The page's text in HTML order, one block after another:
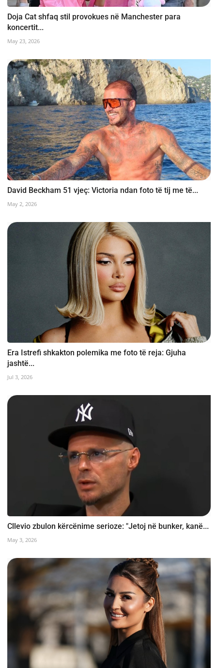
Doja Cat shfaq stil provokues në Manchester para
koncertit...
May 23, 2026
David Beckham 51 vjeç: Victoria ndan foto të tij me të...
May 2, 2026
Era Istrefi shkakton polemika me foto të reja: Gjuha
jashtë...
Jul 3, 2026
Cllevio zbulon kërcënime serioze: "Jetoj në bunker, kanë...
May 3, 2026